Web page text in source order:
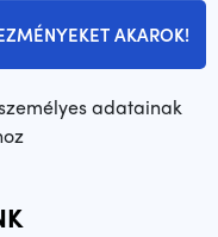
AKAROK!
adatainak